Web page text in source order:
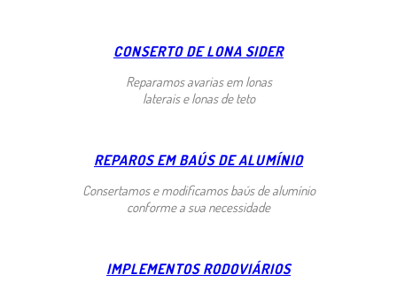
CONSERTO DE LONA SIDER
Reparamos avarias em lonas
laterais e lonas de teto
REPAROS EM BAÚS DE ALUMÍNIO
Consertamos e modificamos baús de alumínio
conforme a sua necessidade
IMPLEMENTOS RODOVIÁRIOS